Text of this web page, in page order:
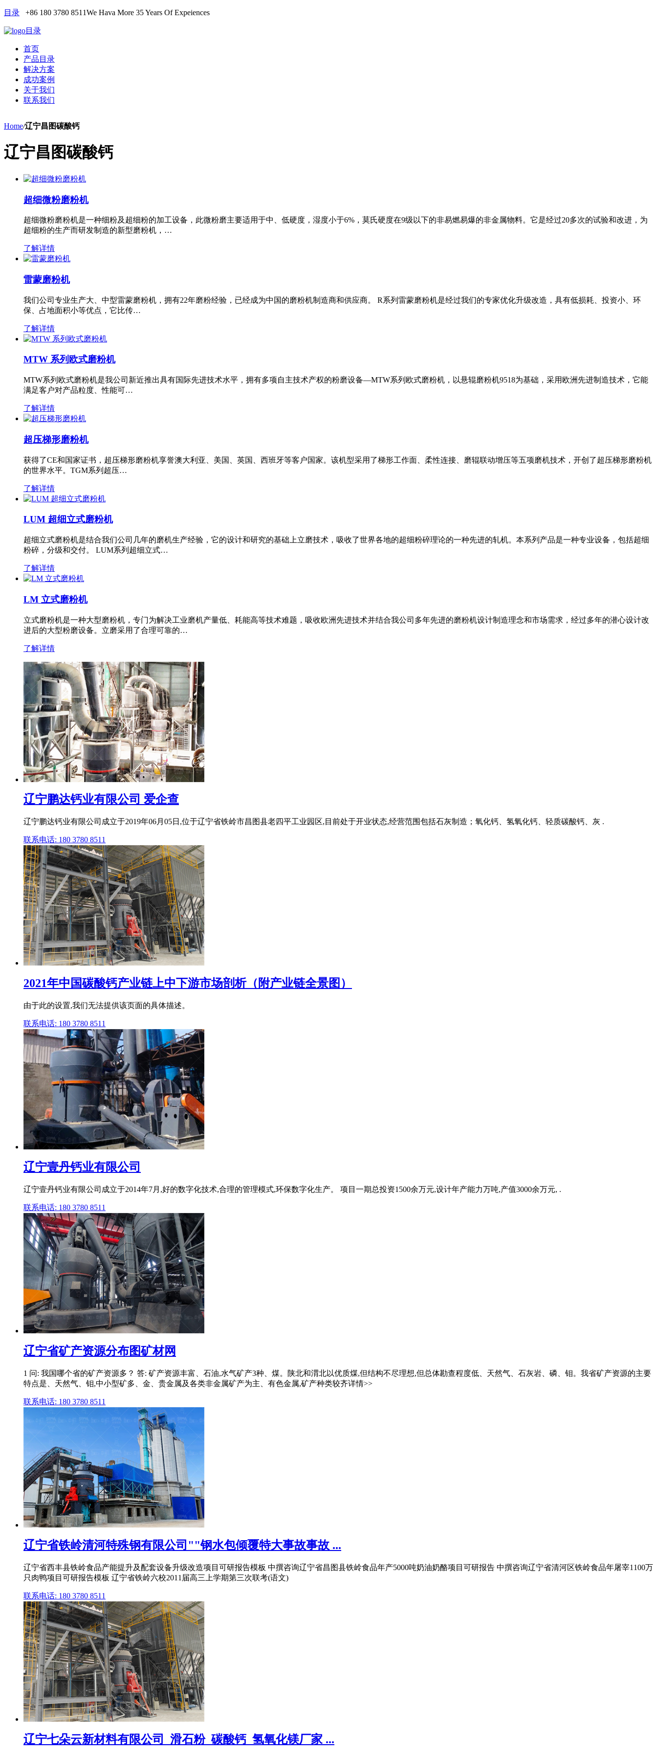
目录 +86 180 3780 8511We Hava More 35 Years Of Expeiences
目录
首页
产品目录
解决方案
成功案例
关于我们
联系我们
Home/辽宁昌图碳酸钙
辽宁昌图碳酸钙
超细微粉磨粉机
超细微粉磨粉机是一种细粉及超细粉的加工设备，此微粉磨主要适用于中、低硬度，湿度小于6%，莫氏硬度在9级以下的非易燃易爆的非金属物料。它是经过20多次的试验和改进，为
超细粉的生产而研发制造的新型磨粉机，…
了解详情
雷蒙磨粉机
我们公司专业生产大、中型雷蒙磨粉机，拥有22年磨粉经验，已经成为中国的磨粉机制造商和供应商。 R系列雷蒙磨粉机是经过我们的专家优化升级改造，具有低损耗、投资小、环
保、占地面积小等优点，它比传…
了解详情
MTW 系列欧式磨粉机
MTW系列欧式磨粉机是我公司新近推出具有国际先进技术水平，拥有多项自主技术产权的粉磨设备—MTW系列欧式磨粉机，以悬辊磨粉机9518为基础，采用欧洲先进制造技术，它能
满足客户对产品粒度、性能可…
了解详情
超压梯形磨粉机
获得了CE和国家证书，超压梯形磨粉机享誉澳大利亚、美国、英国、西班牙等客户国家。该机型采用了梯形工作面、柔性连接、磨辊联动增压等五项磨机技术，开创了超压梯形磨粉机
的世界水平。TGM系列超压…
了解详情
LUM 超细立式磨粉机
超细立式磨粉机是结合我们公司几年的磨机生产经验，它的设计和研究的基础上立磨技术，吸收了世界各地的超细粉碎理论的一种先进的轧机。本系列产品是一种专业设备，包括超细
粉碎，分级和交付。 LUM系列超细立式…
了解详情
LM 立式磨粉机
立式磨粉机是一种大型磨粉机，专门为解决工业磨机产量低、耗能高等技术难题，吸收欧洲先进技术并结合我公司多年先进的磨粉机设计制造理念和市场需求，经过多年的潜心设计改
进后的大型粉磨设备。立磨采用了合理可靠的…
了解详情
辽宁鹏达钙业有限公司 爱企查
辽宁鹏达钙业有限公司成立于2019年06月05日,位于辽宁省铁岭市昌图县老四平工业园区,目前处于开业状态,经营范围包括石灰制造；氧化钙、氢氧化钙、轻质碳酸钙、灰 .
联系电话: 180 3780 8511
2021年中国碳酸钙产业链上中下游市场剖析（附产业链全景图）
由于此的设置,我们无法提供该页面的具体描述。
联系电话: 180 3780 8511
辽宁壹丹钙业有限公司
辽宁壹丹钙业有限公司成立于2014年7月,好的数字化技术,合理的管理模式,环保数字化生产。 项目一期总投资1500余万元,设计年产能力万吨,产值3000余万元, .
联系电话: 180 3780 8511
辽宁省矿产资源分布图矿材网
1 问: 我国哪个省的矿产资源多？ 答: 矿产资源丰富、石油,水气矿产3种、煤。陕北和渭北以优质煤,但结构不尽理想,但总体勘查程度低、天然气、石灰岩、磷、钼。我省矿产资源的主要
特点是、天然气、钼,中小型矿多、金、贵金属及各类非金属矿产为主、有色金属,矿产种类较齐详情>>
联系电话: 180 3780 8511
辽宁省铁岭清河特殊钢有限公司""钢水包倾覆特大事故事故 ...
辽宁省西丰县铁岭食品产能提升及配套设备升级改造项目可研报告模板 中撰咨询辽宁省昌图县铁岭食品年产5000吨奶油奶酪项目可研报告 中撰咨询辽宁省清河区铁岭食品年屠宰1100万
只肉鸭项目可研报告模板 辽宁省铁岭六校2011届高三上学期第三次联考(语文)
联系电话: 180 3780 8511
辽宁七朵云新材料有限公司_滑石粉_碳酸钙_氢氧化镁厂家 ...